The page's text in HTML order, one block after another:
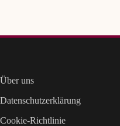
Über uns
Datenschutzerklärung
Cookie-Richtlinie